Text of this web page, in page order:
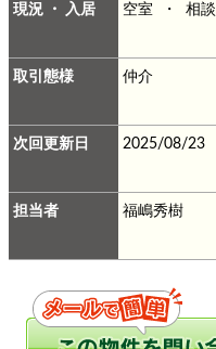
現況 ・ 入居 空室 ・ 相談
取引態様 仲介
次回更新日 2025/08/23
担当者 福嶋秀樹